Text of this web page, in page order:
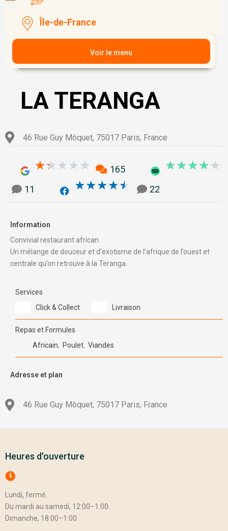
Île-de-France
Voir le menu
LA TERANGA
46 Rue Guy Môquet, 75017 Paris, France
★★★★★ 1.3/5165 ★★★★★
11 ★★★★★ 4.5/5
22
Information
Convivial restaurant african.
Un mélange de douceur et d’exotisme de l’afrique de l’ouest et
centrale qu’on retrouve à la Teranga.
Services
Click & Collect
Livraison
Repas et Formules
Africain, Poulet, Viandes
Adresse et plan
46 Rue Guy Môquet, 75017 Paris, France
Heures d'ouverture
Lundi, fermé.
Du mardi au samedi, 12:00–1:00.
Dimanche, 18:00–1:00.